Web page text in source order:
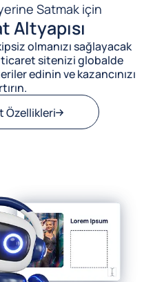
Satmak için
Altyapısı
olmanızı sağlayacak
sitenizi globalde
edinin ve kazancınızı
Özellikleri